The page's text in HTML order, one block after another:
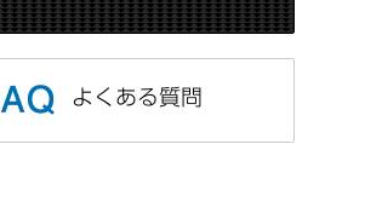
よくある質問